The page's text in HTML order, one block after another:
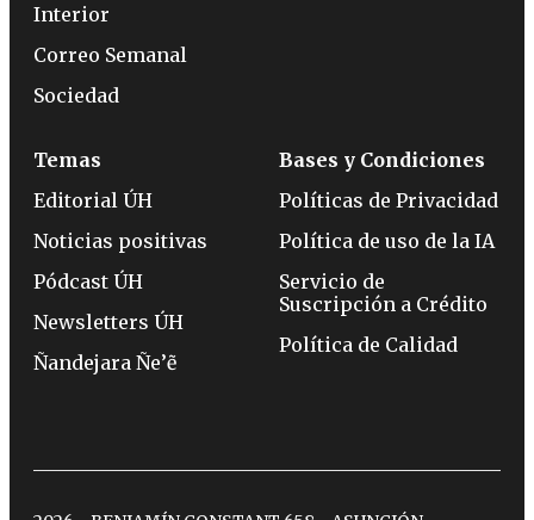
Interior
Correo Semanal
Sociedad
Temas
Editorial ÚH
Noticias positivas
Pódcast ÚH
Newsletters ÚH
Ñandejara Ñe’ẽ
Bases y Condiciones
Políticas de Privacidad
Política de uso de la IA
Servicio de
Suscripción a Crédito
Política de Calidad